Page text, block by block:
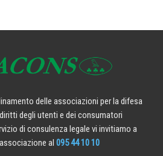
delle associazioni per la difesa
degli utenti e dei consumatori
di consulenza legale vi invitiamo a
al 095 44 10 10